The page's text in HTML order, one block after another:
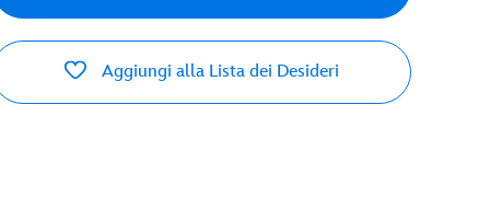
Aggiungi alla Lista dei Desideri